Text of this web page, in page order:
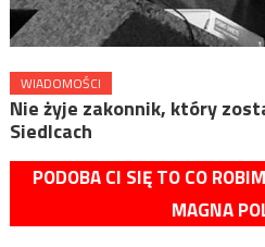
WIADOMOŚCI
Nie żyje zakonnik, który
Siedlcach
PODOBA CI SIĘ TO CO
MAGNA